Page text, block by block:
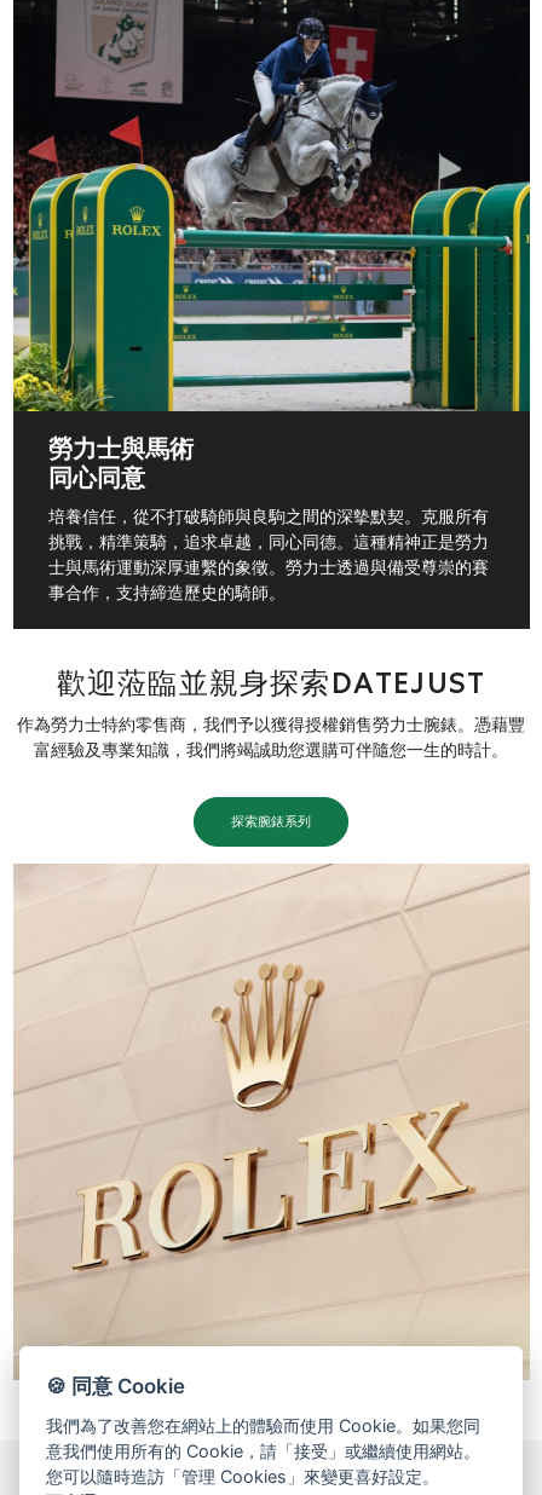
勞力士與馬術
同心同意
培養信任，從不打破騎師與良駒之間的深摰默契。克服所有
挑戰，精準策騎，追求卓越，同心同德。這種精神正是勞力
士與馬術運動深厚連繫的象徵。勞力士透過與備受尊崇的賽
事合作，支持締造歷史的騎師。
歡迎蒞臨並親身探索DATEJUST
作為勞力士特約零售商，我們予以獲得授權銷售勞力士腕錶。憑藉豐
富經驗及專業知識，我們將竭誠助您選購可伴隨您一生的時計。
探索腕錶系列
🍪 同意 Cookie
我們為了改善您在網站上的體驗而使用 Cookie。如果您同
意我們使用所有的 Cookie，請「接受」或繼續使用網站。
您可以隨時造訪「管理 Cookies」來變更喜好設定。